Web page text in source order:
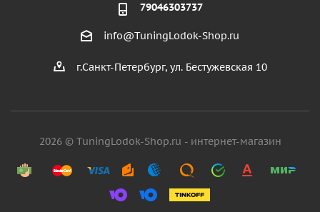
79046303737
info@TuningLodok-Shop.ru
г.Санкт-Петербург, ул. Бестужевская 10
2026 © TuningLodok-Shop.ru - интернет-магазин